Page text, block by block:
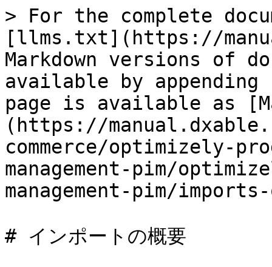
> For the complete
[llms.txt](https://
Markdown versions of
available by
page is available as
(https://
commerce/optimizely-
management-pim/
management-pim/
# インポートの概要